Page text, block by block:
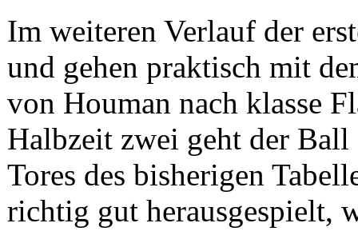
Im weiteren Verlauf der
und gehen praktisch mit
von Houman nach klasse
Halbzeit zwei geht der
Tores des bisherigen
richtig gut herausgespielt,